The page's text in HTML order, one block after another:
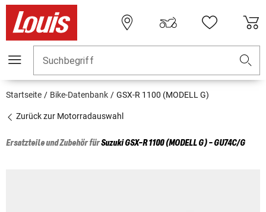
Suchbegriff
Startseite Bike-Datenbank GSX-R 1100 (MODELL G)
Zurück zur Motorradauswahl
Ersatzteile und Zubehör fürSuzukiGSX-R 1100 (MODELL G) - GU74C/G